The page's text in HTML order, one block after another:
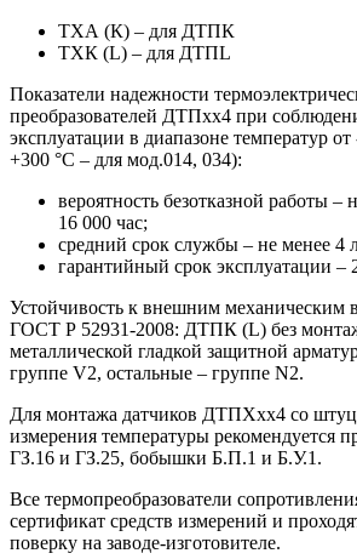
ТХА (К) – для ДТПК
ТХК (L) – для ДТПL
Показатели надежности
преобразователей ДТПхх4 при
эксплуатации в диапазоне температур
+300 °С – для мод.014, 034):
вероятность безотказной работы –
16 000 час;
средний срок службы – не менее 4
гарантийный срок эксплуатации –
Устойчивость к внешним механическим
ГОСТ Р 52931-2008: ДТПК (L) без
металлической гладкой защитной
группе V2, остальные – группе N2.
Для монтажа датчиков ДТПХхх4 со
измерения температуры рекомендуется
ГЗ.16 и ГЗ.25, бобышки Б.П.1 и Б.У.1.
Все термопреобразователи
сертификат средств измерений и
поверку на заводе-изготовителе.